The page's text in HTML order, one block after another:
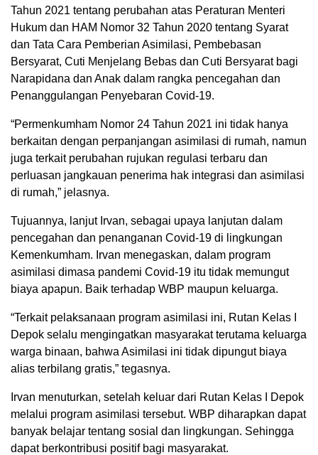
Tahun 2021 tentang perubahan atas Peraturan Menteri
Hukum dan HAM Nomor 32 Tahun 2020 tentang Syarat
dan Tata Cara Pemberian Asimilasi, Pembebasan
Bersyarat, Cuti Menjelang Bebas dan Cuti Bersyarat bagi
Narapidana dan Anak dalam rangka pencegahan dan
Penanggulangan Penyebaran Covid-19.
“Permenkumham Nomor 24 Tahun 2021 ini tidak hanya
berkaitan dengan perpanjangan asimilasi di rumah, namun
juga terkait perubahan rujukan regulasi terbaru dan
perluasan jangkauan penerima hak integrasi dan asimilasi
di rumah,” jelasnya.
Tujuannya, lanjut Irvan, sebagai upaya lanjutan dalam
pencegahan dan penanganan Covid-19 di lingkungan
Kemenkumham. Irvan menegaskan, dalam program
asimilasi dimasa pandemi Covid-19 itu tidak memungut
biaya apapun. Baik terhadap WBP maupun keluarga.
“Terkait pelaksanaan program asimilasi ini, Rutan Kelas I
Depok selalu mengingatkan masyarakat terutama keluarga
warga binaan, bahwa Asimilasi ini tidak dipungut biaya
alias terbilang gratis,” tegasnya.
Irvan menuturkan, setelah keluar dari Rutan Kelas I Depok
melalui program asimilasi tersebut. WBP diharapkan dapat
banyak belajar tentang sosial dan lingkungan. Sehingga
dapat berkontribusi positif bagi masyarakat.